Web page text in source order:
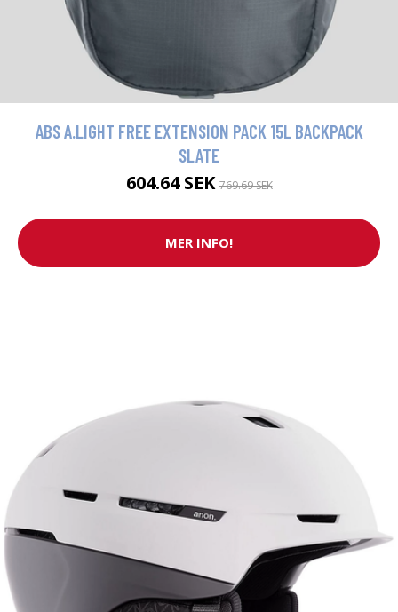
ABS A.LIGHT FREE EXTENSION PACK 15L BACKPACK
SLATE
604.64 SEK769.69 SEK
MER INFO!